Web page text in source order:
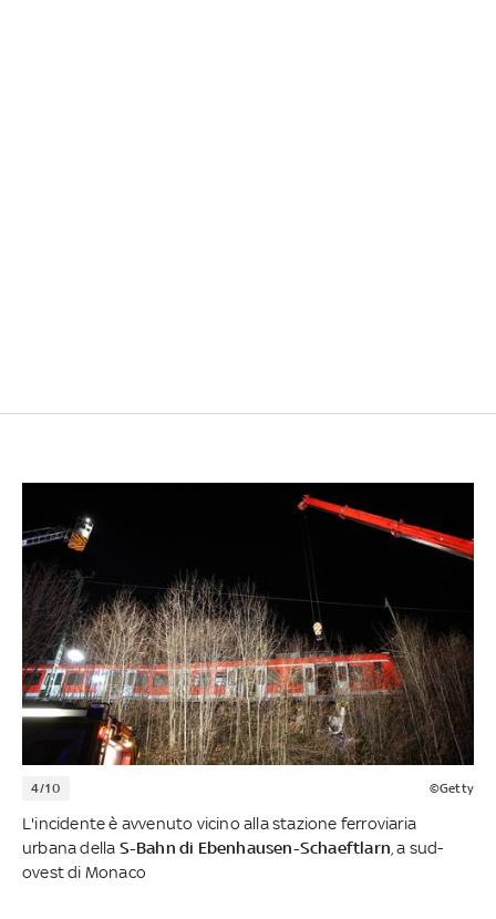
4/10 ©Getty
L'incidente è avvenuto vicino alla stazione ferroviaria
urbana della S-Bahn di Ebenhausen-Schaeftlarn , a sud-
ovest di Monaco